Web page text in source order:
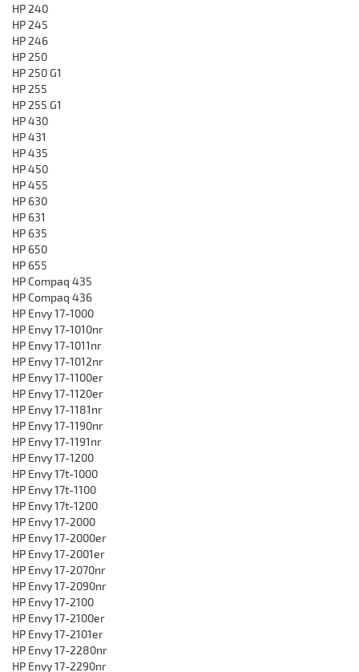
HP 240
HP 245
HP 246
HP 250
HP 250 G1
HP 255
HP 255 G1
HP 430
HP 431
HP 435
HP 450
HP 455
HP 630
HP 631
HP 635
HP 650
HP 655
HP Compaq 435
HP Compaq 436
HP Envy 17-1000
HP Envy 17-1010nr
HP Envy 17-1011nr
HP Envy 17-1012nr
HP Envy 17-1100er
HP Envy 17-1120er
HP Envy 17-1181nr
HP Envy 17-1190nr
HP Envy 17-1191nr
HP Envy 17-1200
HP Envy 17t-1000
HP Envy 17t-1100
HP Envy 17t-1200
HP Envy 17-2000
HP Envy 17-2000er
HP Envy 17-2001er
HP Envy 17-2070nr
HP Envy 17-2090nr
HP Envy 17-2100
HP Envy 17-2100er
HP Envy 17-2101er
HP Envy 17-2280nr
HP Envy 17-2290nr